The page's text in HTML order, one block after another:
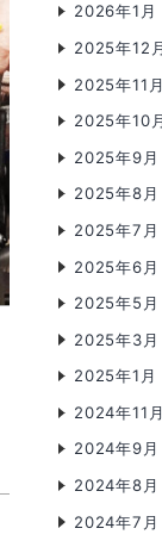
2026年1月
2025年12
2025年11月
2025年10
2025年9月
2025年8月
2025年7月
2025年6月
2025年5月
2025年3月
2025年1月
2024年11月
2024年9月
2024年8月
2024年7月